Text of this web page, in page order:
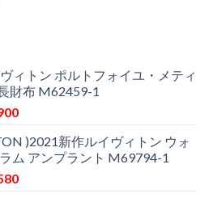
は
¥11,900
で
ィトン ポルトフォイユ・メティ
財布 M62459-1
現
の
価
格
)2021新作ルイヴィトン ウォ
ム アンプラント M69794-1
現